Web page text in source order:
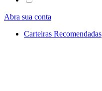
Abra sua conta
Carteiras Recomendadas